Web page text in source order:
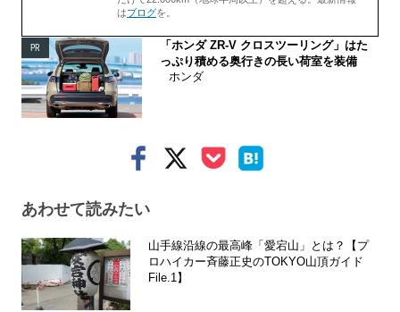
はブログを。
PR
「ホンダ ZR-V クロスツーリング」はた
っぷり積める奥行きの長い荷室を装備
ホンダ
あわせて読みたい
山手線沿線の最高峰「愛宕山」とは？【プ
ロハイカー斉藤正史のTOKYO山頂ガイド
File.1】